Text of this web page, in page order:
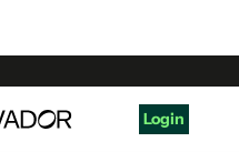
Login